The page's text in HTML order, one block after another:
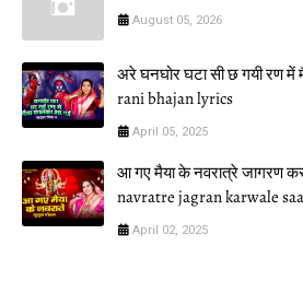
August 05, 2026
अरे घनघोर घटा सी छ गयी रण में
rani bhajan lyrics
April 05, 2025
आ गए मैया के नवरात्रे जागरण
navratre jagran karwale
April 02, 2025